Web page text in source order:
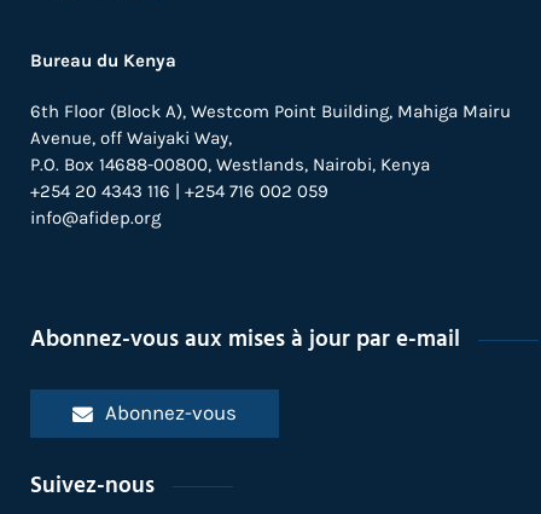
Bureau du Kenya
6th Floor (Block A), Westcom Point Building, Mahiga Mairu
Avenue, off Waiyaki Way,
P.O. Box 14688-00800, Westlands, Nairobi, Kenya
+254 20 4343 116 | +254 716 002 059
info@afidep.org
Abonnez-vous aux mises à jour par e-mail
Abonnez-vous
Suivez-nous